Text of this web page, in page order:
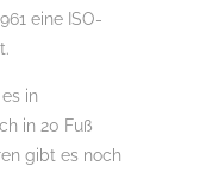
eine ISO-
in
in 20 Fuß
gibt es noch